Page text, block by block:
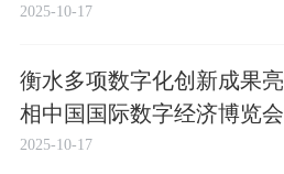
2025-10-17
衡水多项数字化创新成果亮
相中国国际数字经济博览会
2025-10-17